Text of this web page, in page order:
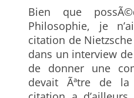
Bien que
Philosophie, je
citation de
dans un interview
de donner une
devait Ãªtre de la